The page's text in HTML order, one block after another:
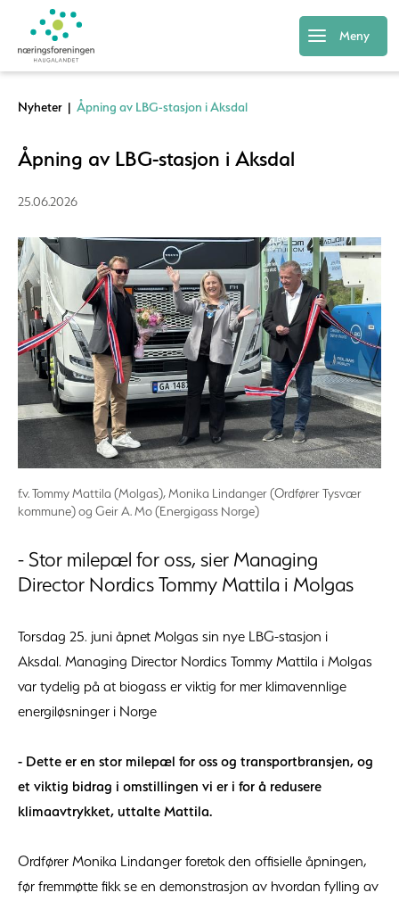
Meny
Nyheter | Åpning av LBG-stasjon i Aksdal
Åpning av LBG-stasjon i Aksdal
25.06.2026
f.v. Tommy Mattila (Molgas), Monika Lindanger (Ordfører Tysvær
kommune) og Geir A. Mo (Energigass Norge)
- Stor milepæl for oss, sier Managing
Director Nordics Tommy Mattila i Molgas
Torsdag 25. juni åpnet Molgas sin nye LBG-stasjon i
Aksdal. Managing Director Nordics Tommy Mattila i Molgas
var tydelig på at biogass er viktig for mer klimavennlige
energiløsninger i Norge
- Dette er en stor milepæl for oss og transportbransjen, og
et viktig bidrag i omstillingen vi er i for å redusere
klimaavtrykket, uttalte Mattila.
Ordfører Monika Lindanger foretok den offisielle åpningen,
før fremmøtte fikk se en demonstrasjon av hvordan fylling av